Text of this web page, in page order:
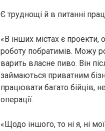
Є труднощі й в питанні
«В інших містах є проекти,
роботу побратимів. Можу
варить власне пиво. Він
займаються приватним
працювати багато бійців,
операції.
«Щодо іншого, то ні я, ні